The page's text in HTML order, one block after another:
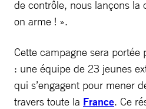
de contrôle, nous lançons la
on arme ! ».
Cette campagne sera portée
: une équipe de 23 jeunes
qui s’engagent pour mener
travers toute la France. Ce